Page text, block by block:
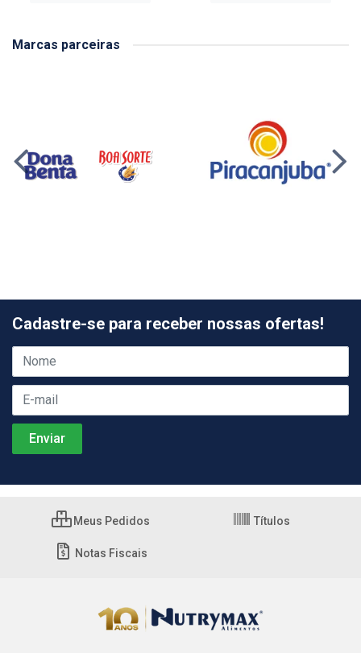
Marcas parceiras
Cadastre-se para receber nossas ofertas!
Meus Pedidos Títulos
Notas Fiscais